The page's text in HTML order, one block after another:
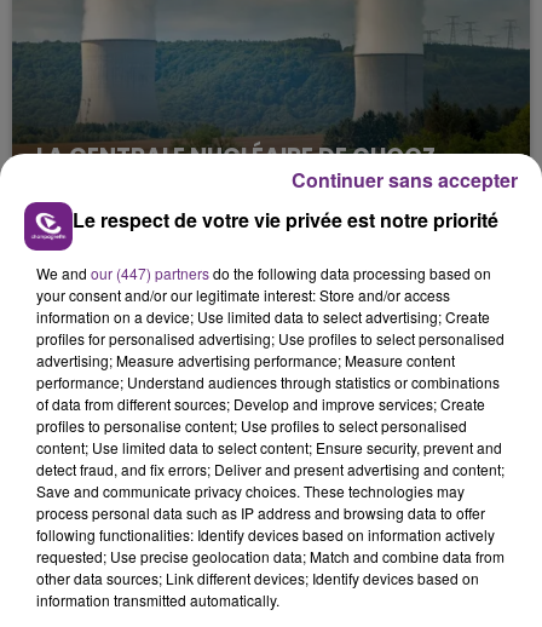
LA CENTRALE NUCLÉAIRE DE CHOOZ
Cela fait déjà une semaine que la centrale
nucléaire ardennaise est à l'arrêt. Une situation
justifiée par la sécheresse intense qui est toujours
présente.
LE MAGASIN JOUÉCLUB DE REIMS FERME
SES PORTES
C'était l'une des institutions du centre-ville
rémois. Le magasin JouéClub est contraint de
fermer ses portes.
TITRES DIFFUSÉS
Le respect de votre vie privée est notre priorité
We and our (447) partnersdo the following data processing based on
your consent and/or our legitimate interest: Store and/or access
information on a device; Use limited data to select advertising; Create
profiles for personalised advertising; Use profiles to select personalised
advertising; Measure advertising performance; Measure content
performance; Understand audiences through statistics or combinations
of data from different sources; Develop and improve services; Create
profiles to personalise content; Use profiles to select personalised
content; Use limited data to select content; Ensure security, prevent and
detect fraud, and fix errors; Deliver and present advertising and content;
Save and communicate privacy choices. These technologies may
process personal data such as IP address and browsing data to offer
following functionalities: Identify devices based on information actively
requested; Use precise geolocation data; Match and combine data from
other data sources; Link different devices; Identify devices based on
information transmitted automatically.
Continuer sans accepter